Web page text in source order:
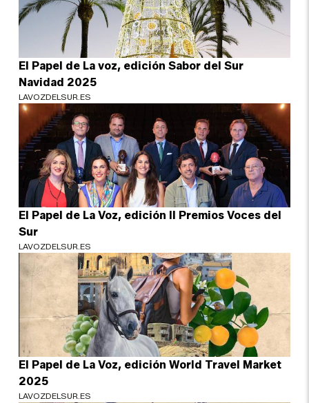
El Papel de La voz, edición Sabor del Sur
Navidad 2025
LAVOZDELSUR.ES
El Papel de La Voz, edición II Premios Voces del
Sur
LAVOZDELSUR.ES
El Papel de La Voz, edición World Travel Market
2025
LAVOZDELSUR.ES